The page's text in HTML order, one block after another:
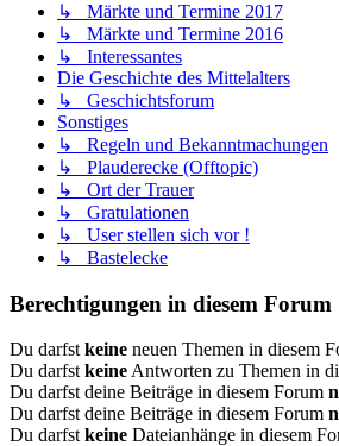
↳ Märkte und Termine 2017
↳ Märkte und Termine 2016
↳ Interessantes
Die Geschichte des Mittelalters
↳ Geschichtsforum
Sonstiges
↳ Regeln und Bekanntmachungen
↳ Plauderecke (Offtopic)
↳ Ort der Trauer
↳ Gratulationen
↳ User stellen sich vor !
↳ Bastelecke
Berechtigungen in diesem Forum
Du darfstkeine neuen Themen in diesem
Du darfstkeineAntworten zu Themen in
Du darfst deine Beiträge in diesem Forum
Du darfst deine Beiträge in diesem Forum
Du darfstkeine Dateianhänge in diesem